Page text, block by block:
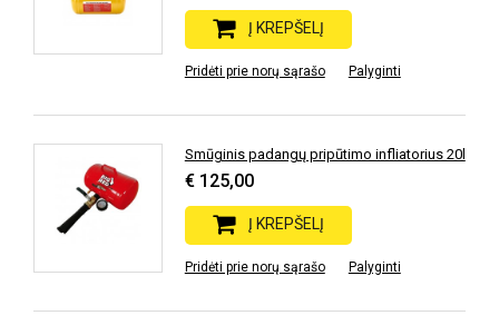
Į KREPŠELĮ
Pridėti prie norų sąrašo Palyginti
Smūginis padangų pripūtimo infliatorius 20l
€ 125,00
Į KREPŠELĮ
Pridėti prie norų sąrašo Palyginti